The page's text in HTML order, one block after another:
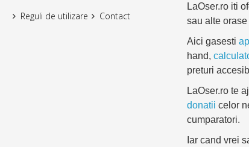
Reguli de utilizare Contact
LaOser.ro iti
sau alte
Aici gasesti
hand,
preturi
LaOser.ro te
donatii celor
cumparatori.
Iar cand vrei